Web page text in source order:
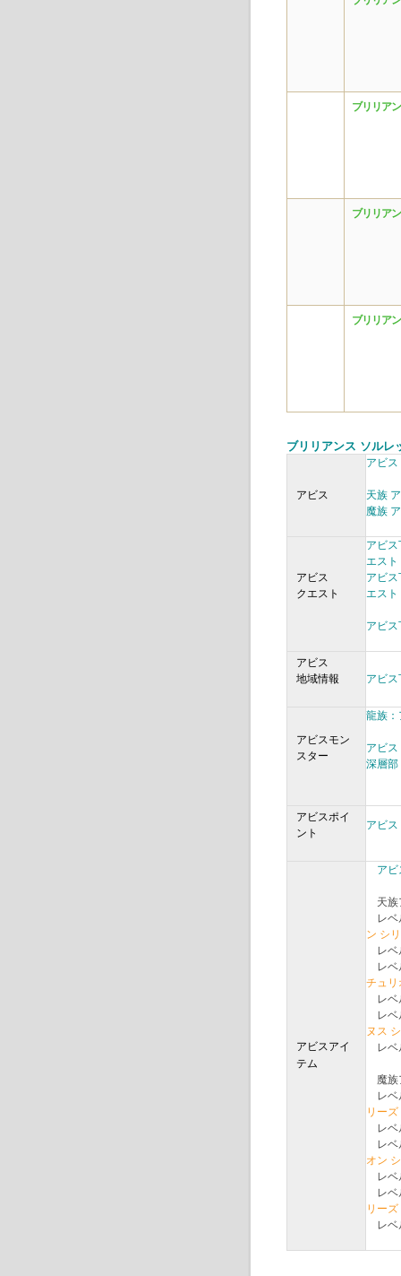
ブリリア
ブリリア
ブリリア
ブリリアンス ソルレ
アビス
アビス
天族
魔族
アビス
クエスト
アビ
エスト
アビ
エスト
アビ
アビス
地域情報
アビ
アビスモン
スター
龍族：
アビ
深層部
アビスポイ
ント
アビ
アビスアイ
テム
ア
天族
レベ
ン シ
レベ
レベ
チュリ
レベ
レベ
ヌス
レベ
魔族
レベ
リーズ
レベ
レベ
オン
レベ
レベ
リーズ
レベ